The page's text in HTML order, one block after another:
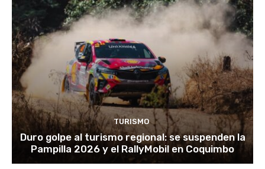
TURISMO
Duro golpe al turismo regional: se suspenden la
Pampilla 2026 y el RallyMobil en Coquimbo